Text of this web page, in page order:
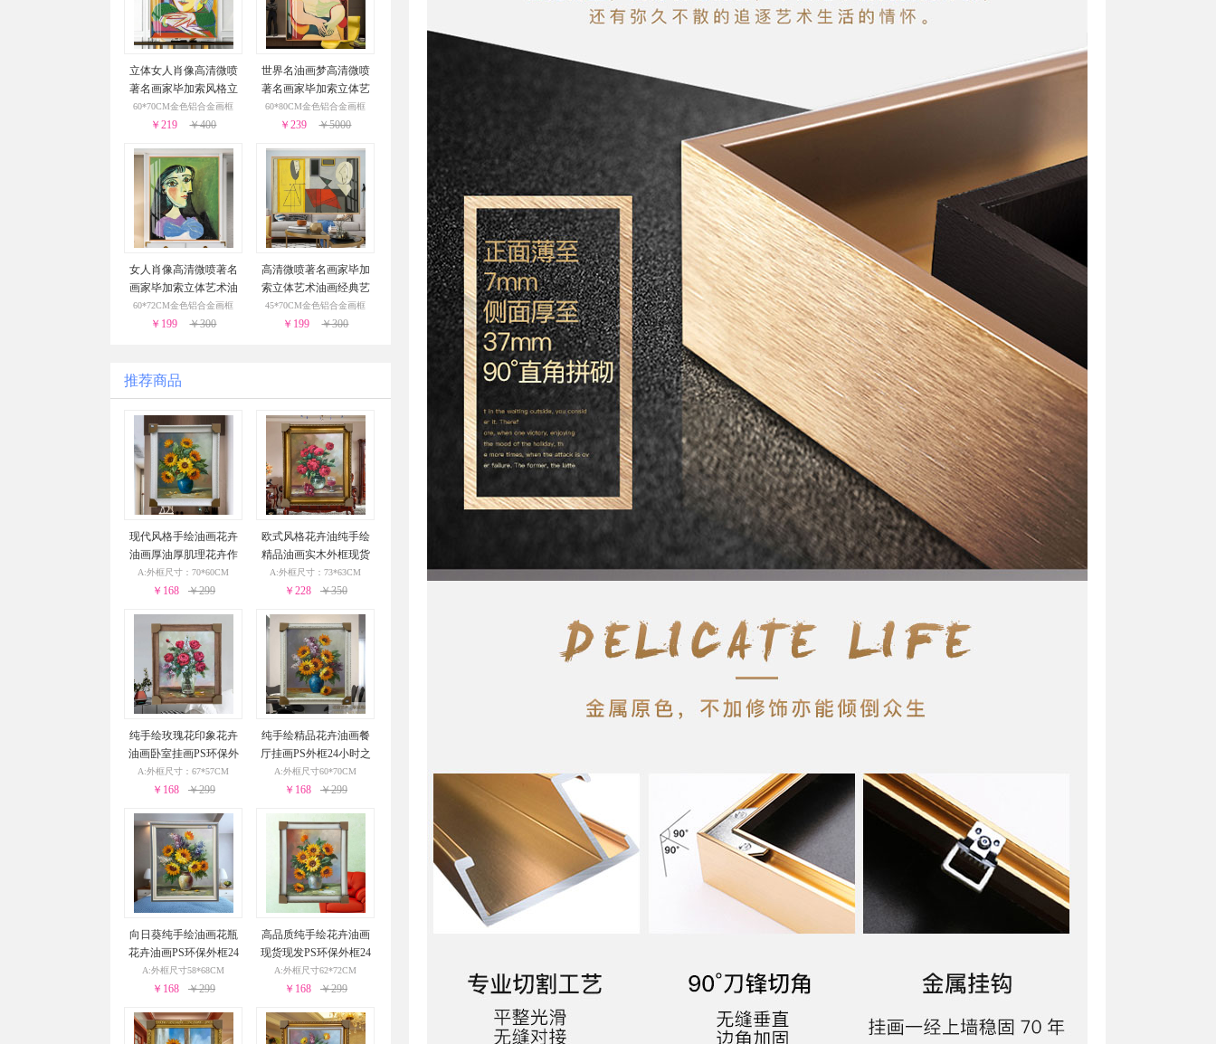
立体女人肖像高清微喷
著名画家毕加索风格立
体艺术油画经典艺术装
饰画
60*70CM金色铝合金画框
￥219 ￥400
世界名油画梦高清微喷
著名画家毕加索立体艺
术油画经典艺术装饰画
60*80CM金色铝合金画框
￥239 ￥5000
女人肖像高清微喷著名
画家毕加索立体艺术油
画经典艺术装饰画
60*72CM金色铝合金画框
￥199 ￥300
高清微喷著名画家毕加
索立体艺术油画经典艺
术装饰画
45*70CM金色铝合金画框
￥199 ￥300
推荐商品
现代风格手绘油画花卉
油画厚油厚肌理花卉作
品PS环保外框现货现发2
4小时之内发货
A:外框尺寸：70*60CM
￥168 ￥299
欧式风格花卉油纯手绘
精品油画实木外框现货
现发葡萄花瓶与酒杯24
小时之内发货
A:外框尺寸：73*63CM
￥228 ￥350
纯手绘玫瑰花印象花卉
油画卧室挂画PS环保外
框24小时之内发货
A:外框尺寸：67*57CM
￥168 ￥299
纯手绘精品花卉油画餐
厅挂画PS外框24小时之
内发货
A:外框尺寸60*70CM
￥168 ￥299
向日葵纯手绘油画花瓶
花卉油画PS环保外框24
小时之内发货
A:外框尺寸58*68CM
￥168 ￥299
高品质纯手绘花卉油画
现货现发PS环保外框24
小时之内发货
A:外框尺寸62*72CM
￥168 ￥299